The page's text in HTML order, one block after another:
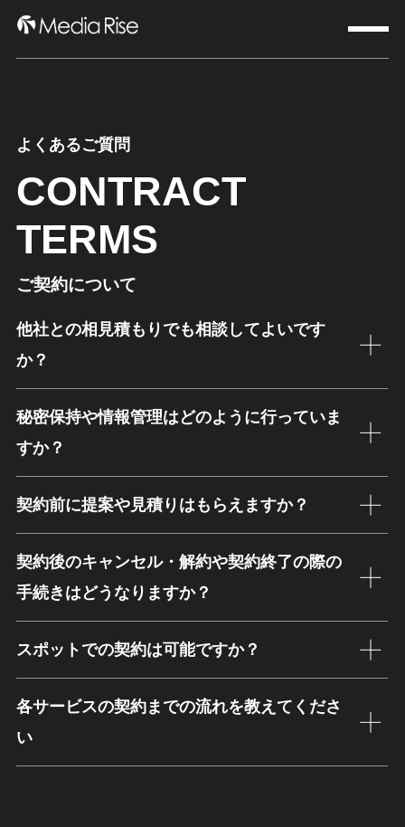
よくあるご質問
CONTRACT
TERMS
ご契約について
他社との相見積もりでも相談してよいです
か？
秘密保持や情報管理はどのように行っていま
すか？
契約前に提案や見積りはもらえますか？
契約後のキャンセル・解約や契約終了の際の
手続きはどうなりますか？
スポットでの契約は可能ですか？
各サービスの契約までの流れを教えてくださ
い